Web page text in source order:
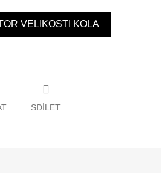
VELIKOSTI KOLA
SDÍLET